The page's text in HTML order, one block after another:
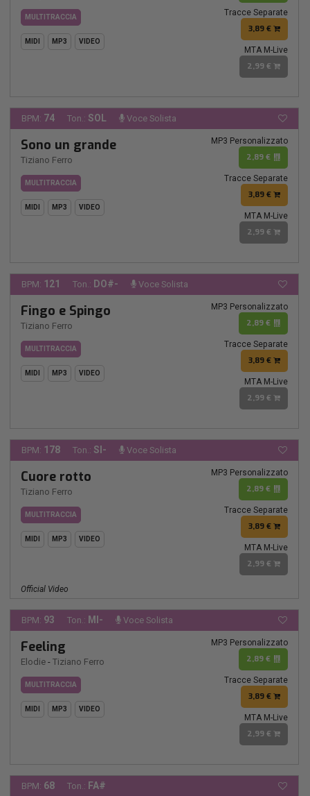
MULTITRACCIA
MIDI MP3 VIDEO
Tracce Separate
3,89 €
MTA M-Live
2,99 €
BPM: 74 Ton.: SOL Voce Solista
Sono un grande
Tiziano Ferro
MULTITRACCIA
MIDI MP3 VIDEO
MP3 Personalizzato
2,89 €
Tracce Separate
3,89 €
MTA M-Live
2,99 €
BPM: 121 Ton.: DO#- Voce Solista
Fingo e Spingo
Tiziano Ferro
MULTITRACCIA
MIDI MP3 VIDEO
MP3 Personalizzato
2,89 €
Tracce Separate
3,89 €
MTA M-Live
2,99 €
BPM: 178 Ton.: SI- Voce Solista
Cuore rotto
Tiziano Ferro
MULTITRACCIA
MIDI MP3 VIDEO
MP3 Personalizzato
2,89 €
Tracce Separate
3,89 €
MTA M-Live
2,99 €
Official Video
BPM: 93 Ton.: MI- Voce Solista
Feeling
Elodie - Tiziano Ferro
MULTITRACCIA
MIDI MP3 VIDEO
MP3 Personalizzato
2,89 €
Tracce Separate
3,89 €
MTA M-Live
2,99 €
BPM: 68 Ton.: FA#